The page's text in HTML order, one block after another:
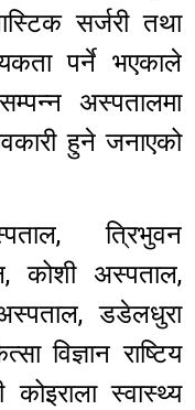
सर्जरी तथा
पर्ने भएकाले
अस्पतालमा
हुने जनाएको
त्रिभुवन
कोशी अस्पताल,
डडेलधुरा
विज्ञान राष्टिय
कोइराला स्वास्थ्य